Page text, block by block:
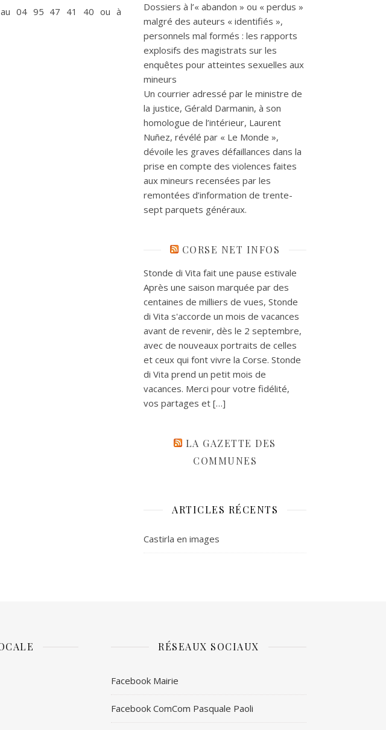
au 04 95 47 41 40 ou à
Dossiers à l’« abandon » ou « perdus »
malgré des auteurs « identifiés »,
personnels mal formés : les rapports
explosifs des magistrats sur les
enquêtes pour atteintes sexuelles aux
mineurs
Un courrier adressé par le ministre de
la justice, Gérald Darmanin, à son
homologue de l’intérieur, Laurent
Nuñez, révélé par « Le Monde »,
dévoile les graves défaillances dans la
prise en compte des violences faites
aux mineurs recensées par les
remontées d’information de trente-
sept parquets généraux.
CORSE NET INFOS
Stonde di Vita fait une pause estivale
Après une saison marquée par des
centaines de milliers de vues, Stonde
di Vita s'accorde un mois de vacances
avant de revenir, dès le 2 septembre,
avec de nouveaux portraits de celles
et ceux qui font vivre la Corse. Stonde
di Vita prend un petit mois de
vacances. Merci pour votre fidélité,
vos partages et […]
LA GAZETTE DES
COMMUNES
ARTICLES RÉCENTS
Castirla en images
RÉSEAUX SOCIAUX
Facebook Mairie
Facebook ComCom Pasquale Paoli